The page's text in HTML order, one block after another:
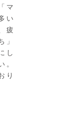
マ
い
疲
」
し
。
り